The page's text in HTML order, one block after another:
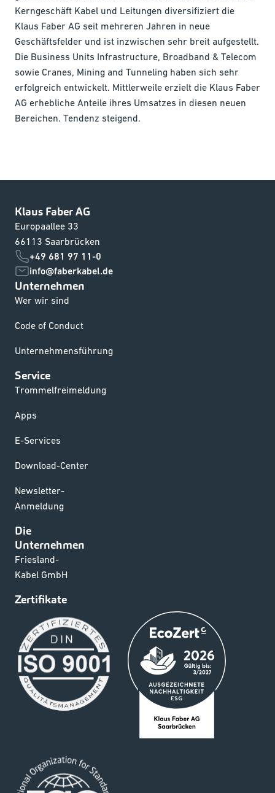
Kerngeschäft Kabel und Leitungen diversifiziert die
Klaus Faber AG seit mehreren Jahren in neue
Geschäftsfelder und ist inzwischen sehr breit aufgestellt.
Die Business Units Infrastructure, Broadband & Telecom
sowie Cranes, Mining and Tunneling haben sich sehr
erfolgreich entwickelt. Mittlerweile erzielt die Klaus Faber
AG erhebliche Anteile ihres Umsatzes in diesen neuen
Bereichen. Tendenz steigend.
Klaus Faber AG
Europaallee 33
66113 Saarbrücken
+49 681 97 11-0
info@faberkabel.de
Unternehmen
Wer wir sind
Code of Conduct
Unternehmensführung
Service
Trommelfreimeldung
Apps
E-Services
Download-Center
Newsletter-
Anmeldung
Die
Unternehmen
Friesland-
Kabel GmbH
Zertifikate